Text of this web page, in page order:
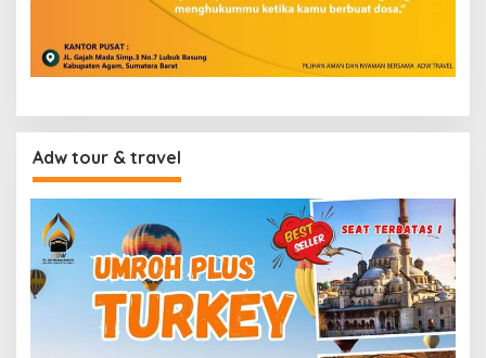
Adw tour & travel